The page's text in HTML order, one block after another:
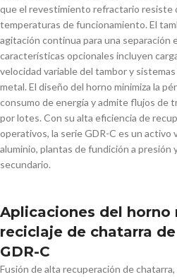
que el revestimiento refractario resiste
temperaturas de funcionamiento. El
agitación continua para una separación
características opcionales incluyen
velocidad variable del tambor y
metal. El diseño del horno minimiza la
consumo de energía y admite flujos de
por lotes. Con su alta eficiencia de
operativos, la serie GDR-C es un activo
aluminio, plantas de fundición a presión
secundario.
Aplicaciones del
reciclaje de chatarra
GDR-C
Fusión de alta recuperación de